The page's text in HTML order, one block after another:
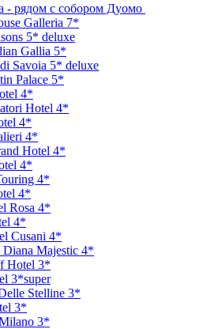
- рядом с собором Дуомо
Galleria 7*
5* deluxe
Gallia 5*
Savoia 5* deluxe
Palace 5*
4*
Hotel 4*
4*
4*
Hotel 4*
4*
4*
4*
Rosa 4*
4*
Cusani 4*
Diana Majestic 4*
Hotel 3*
3*super
Stelline 3*
3*
3*